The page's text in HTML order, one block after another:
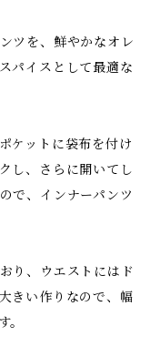
ツを、鮮やかなオレ
パイスとして最適な
ケットに袋布を付け
し、さらに開いてし
で、インナーパンツ
り、ウエストにはド
きい作りなので、幅
。